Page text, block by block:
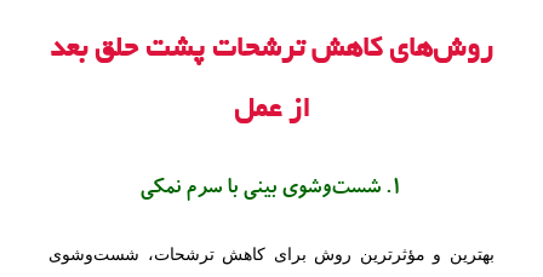
روش‌های کاهش ترشحات پشت حلق بعد
از عمل
1. شست‌وشوی بینی با سرم نمکی
بهترین و مؤثرترین روش برای کاهش ترشحات، شست‌وشوی